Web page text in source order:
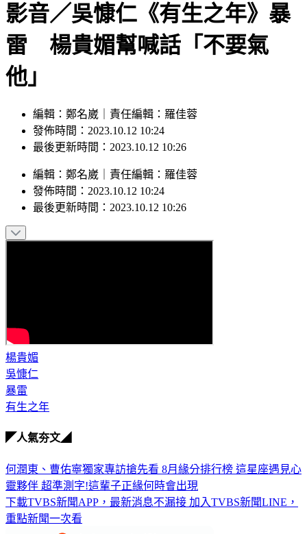
影音／吳慷仁《有生之年》暴
雷 楊貴媚幫喊話「不要氣
他」
編輯：鄭名崴｜責任編輯：羅佳蓉
發佈時間：2023.10.12 10:24
最後更新時間：2023.10.12 10:26
編輯 ： 鄭名崴 責任編輯 ： 羅佳蓉
發佈時間： 2023.10.12 10:24
最後更新時間： 2023.10.12 10:26
楊貴媚
吳慷仁
暴雷
有生之年
◤人氣夯文◢
何潤東、曹佑寧獨家專訪搶先看 8月緣分排行榜 這星座遇見心
靈夥伴 超準測字!這輩子正緣何時會出現
下載TVBS新聞APP，最新消息不漏接 加入TVBS新聞LINE，
重點新聞一次看